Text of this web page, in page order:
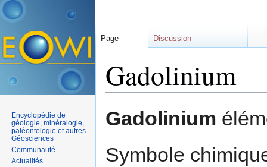
Gadolinium
Gadolinium
Symbole
Page Discussion
Encyclopédie de
géologie, minéralogie,
paléontologie et autres
Géosciences
Communauté
Actualités